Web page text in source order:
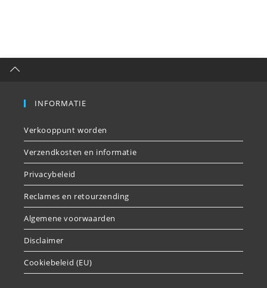
INFORMATIE
Verkooppunt worden
Verzendkosten en informatie
Privacybeleid
Reclames en retourzending
Algemene voorwaarden
Disclaimer
Cookiebeleid (EU)